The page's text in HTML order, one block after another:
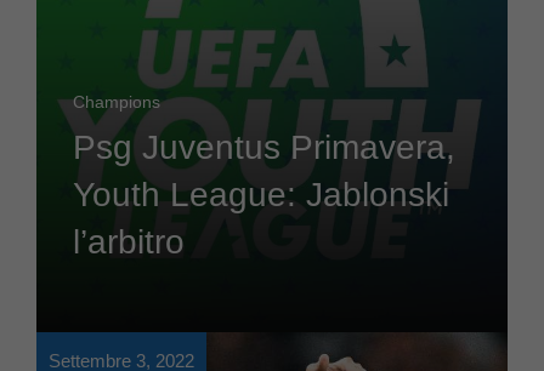
Champions
Psg Juventus Primavera,
Youth League: Jablonski
l’arbitro
Settembre 3, 2022